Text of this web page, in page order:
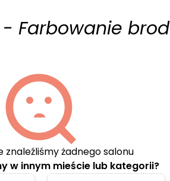
- Farbowanie
znaleźliśmy żadnego salonu
w innym mieście lub kategorii?